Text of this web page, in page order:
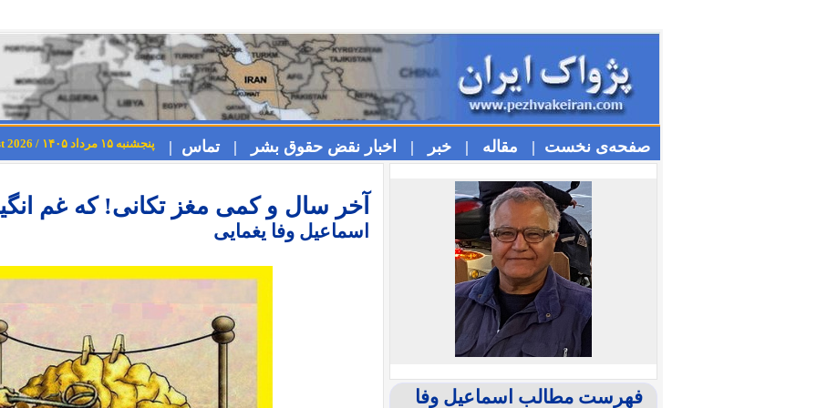
صفحه‌ی نخست | مقاله | خبر | اخبار نقض حقوق بشر | تماس | پنجشنبه ۱۵ مرداد ۱۴۰۵ / Thursday 6th August 2026
آخر سال و کمی مغز تکانی! که غم
اسماعیل وفا یغمایی
فهرست مطالب اسماعیل وفا